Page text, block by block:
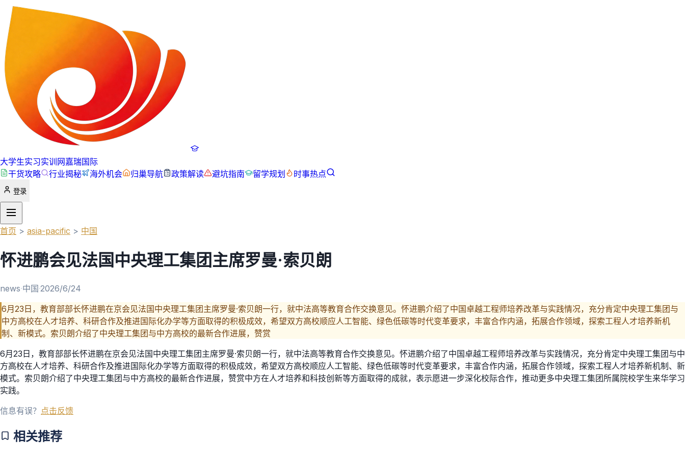
大学生实习实训网嘉瑞国际
干货攻略
行业揭秘 海外机会 归巢导航 政策解读 避坑指南 留学规划 时事热点
登录
首页 > asia-pacific > 中国
怀进鹏会见法国中央理工集团主席罗曼·索贝朗
news·中国·2026/6/24
6月23日，教育部部长怀进鹏在京会见法国中央理工集团主席罗曼·索贝朗一行，就中法高等教育合作交换意见。怀进鹏介绍了中国卓越工程师培养改革与实践情况，充分肯定中央理工集团与
中方高校在人才培养、科研合作及推进国际化办学等方面取得的积极成效，希望双方高校顺应人工智能、绿色低碳等时代变革要求，丰富合作内涵，拓展合作领域，探索工程人才培养新机
制、新模式。索贝朗介绍了中央理工集团与中方高校的最新合作进展，赞赏
6月23日，教育部部长怀进鹏在京会见法国中央理工集团主席罗曼·索贝朗一行，就中法高等教育合作交换意见。怀进鹏介绍了中国卓越工程师培养改革与实践情况，充分肯定中央理工集团与中
方高校在人才培养、科研合作及推进国际化办学等方面取得的积极成效，希望双方高校顺应人工智能、绿色低碳等时代变革要求，丰富合作内涵，拓展合作领域，探索工程人才培养新机制、新
模式。索贝朗介绍了中央理工集团与中方高校的最新合作进展，赞赏中方在人才培养和科技创新等方面取得的成就，表示愿进一步深化校际合作，推动更多中央理工集团所属院校学生来华学习
实践。
信息有误？ 点击反馈
相关推荐